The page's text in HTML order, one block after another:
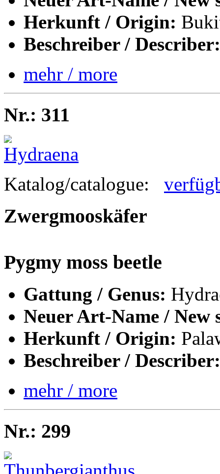
Herkunft / Origin:
Beschreiber / Describer:
mehr / more
Nr.: 311
Katalog/catalogue:
Zwergmooskäfer
Pygmy moss beetle
Gattung / Genus:
Neuer Art-Name / New
Herkunft / Origin:
Beschreiber / Describer:
mehr / more
Nr.: 299